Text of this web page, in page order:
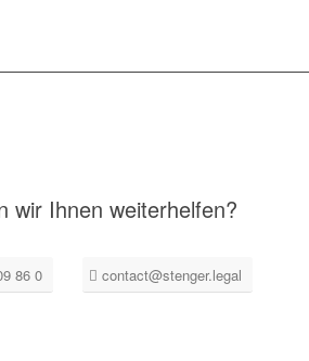
wir Ihnen weiterhelfen?
86 0 contact@stenger.legal